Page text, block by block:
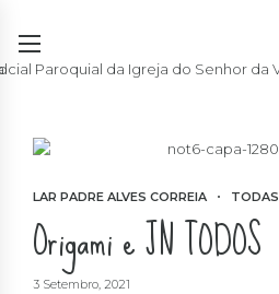
LAR PADRE ALVES CORREIA TODAS
Origami e JN TODOS
3 Setembro, 2021